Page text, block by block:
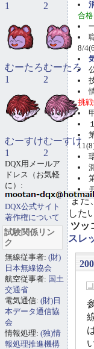
合格
8/
挑
また
した
ツッ
スレ
1
2
むーたろ
1
むーたろ
2
むーすけ
1
むーすけ
2
DQX用メールア
ドレス（お気軽
に）:
DQX公式サイト
著作権について
試験関係リン
ク
無線従事者: (財)
日本無線協会
航空従事者: 国土
交通省
電気通信: (財)日
本データ通信協
会
情報処理: (独)情
報処理推進機構